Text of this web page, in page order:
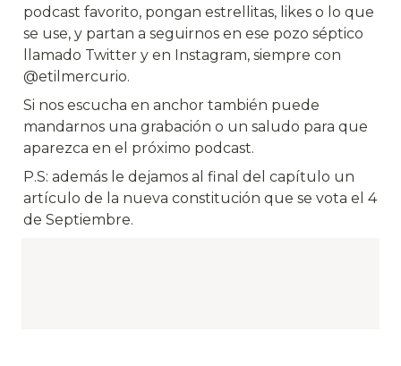
podcast favorito, pongan estrellitas, likes o lo que
se use, y partan a seguirnos en ese pozo séptico
llamado Twitter y en Instagram, siempre con
@etilmercurio.
Si nos escucha en anchor también puede
mandarnos una grabación o un saludo para que
aparezca en el próximo podcast.
P.S: además le dejamos al final del capítulo un
artículo de la nueva constitución que se vota el 4
de Septiembre.